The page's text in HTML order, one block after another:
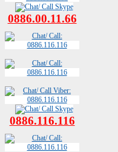
0886.00.11.66
0886.116.116